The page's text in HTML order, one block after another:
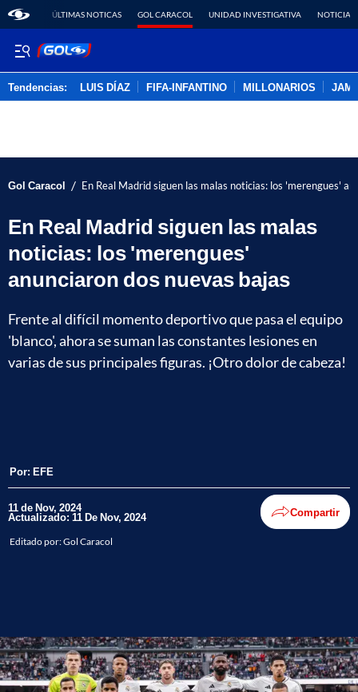
ÚLTIMAS NOTICAS GOL CARACOL UNIDAD INVESTIGATIVA NOTICIAS
Tendencias: LUIS DÍAZ FIFA-INFANTINO MILLONARIOS
Gol Caracol / En Real Madrid siguen las malas noticias: los 'merengues'
En Real Madrid siguen las malas
noticias: los 'merengues'
anunciaron dos nuevas bajas
Frente al difícil momento deportivo que pasa el equipo
'blanco', ahora se suman las constantes lesiones en
varias de sus principales figuras. ¡Otro dolor de cabeza!
Por: EFE
11 de Nov, 2024
Actualizado: 11 De Nov, 2024 Compartir
Editado por:Gol Caracol